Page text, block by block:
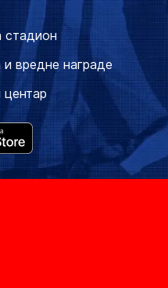
стадион
вредне награде
центар